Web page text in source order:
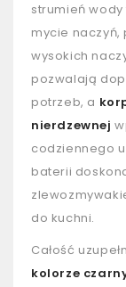
strumień
mycie naczyń,
wysokich
pozwalają
potrzeb, a
nierdzewnej
codziennego
baterii
do kuchni.
Całość
kolorze